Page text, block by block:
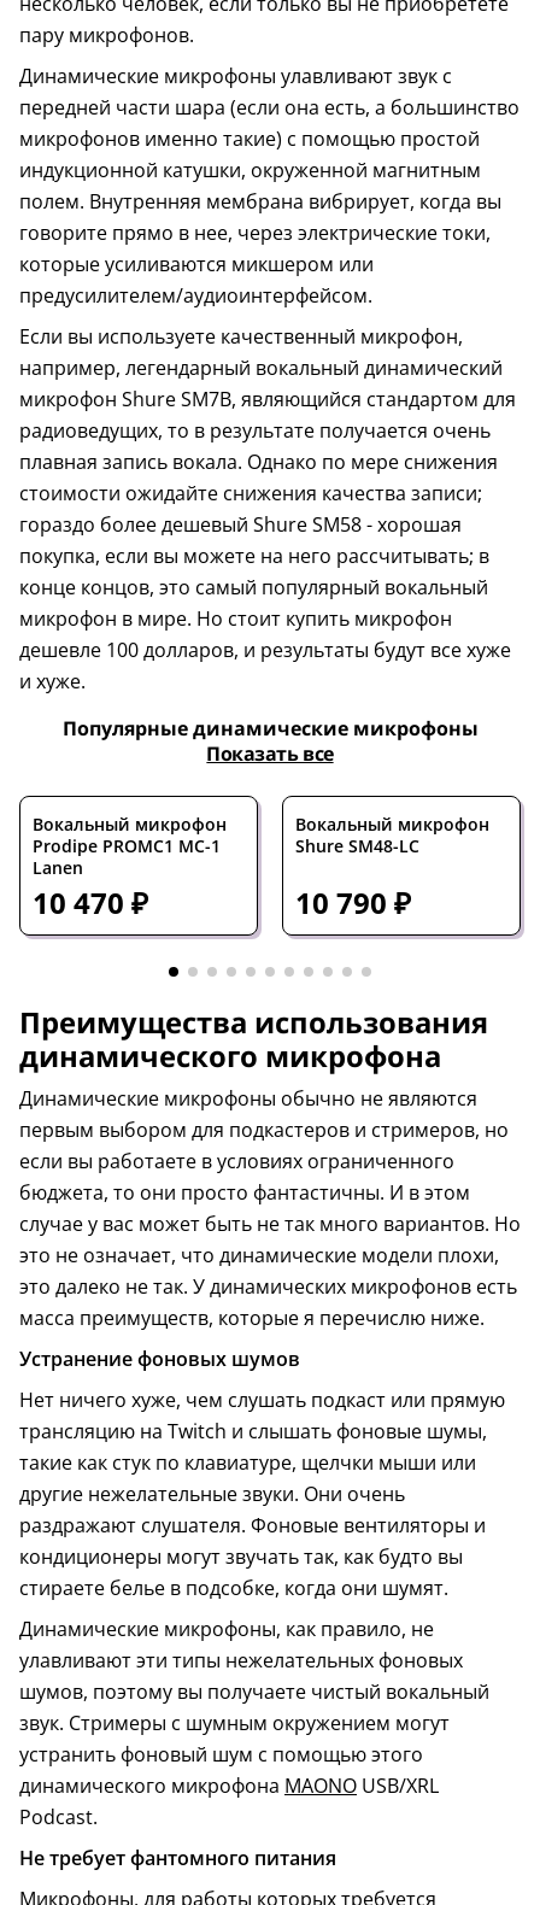
пару микрофонов.
Динамические микрофоны улавливают звук с
передней части шара (если она есть, а большинство
микрофонов именно такие) с помощью простой
индукционной катушки, окруженной магнитным
полем. Внутренняя мембрана вибрирует, когда вы
говорите прямо в нее, через электрические токи,
которые усиливаются микшером или
предусилителем/аудиоинтерфейсом.
Если вы используете качественный микрофон,
например, легендарный вокальный динамический
микрофон Shure SM7B, являющийся стандартом для
радиоведущих, то в результате получается очень
плавная запись вокала. Однако по мере снижения
стоимости ожидайте снижения качества записи;
гораздо более дешевый Shure SM58 - хорошая
покупка, если вы можете на него рассчитывать; в
конце концов, это самый популярный вокальный
микрофон в мире. Но стоит купить микрофон
дешевле 100 долларов, и результаты будут все хуже
и хуже.
Популярные динамические микрофоны
Показать все
Вокальный микрофон
Prodipe PROMC1 MC-1
Lanen
10 470 ₽
Вокальный микрофон
Shure SM48-LC
10 790 ₽
Преимущества использования
динамического микрофона
Динамические микрофоны обычно не являются
первым выбором для подкастеров и стримеров, но
если вы работаете в условиях ограниченного
бюджета, то они просто фантастичны. И в этом
случае у вас может быть не так много вариантов. Но
это не означает, что динамические модели плохи,
это далеко не так. У динамических микрофонов есть
масса преимуществ, которые я перечислю ниже.
Устранение фоновых шумов
Нет ничего хуже, чем слушать подкаст или прямую
трансляцию на Twitch и слышать фоновые шумы,
такие как стук по клавиатуре, щелчки мыши или
другие нежелательные звуки. Они очень
раздражают слушателя. Фоновые вентиляторы и
кондиционеры могут звучать так, как будто вы
стираете белье в подсобке, когда они шумят.
Динамические микрофоны, как правило, не
улавливают эти типы нежелательных фоновых
шумов, поэтому вы получаете чистый вокальный
звук. Стримеры с шумным окружением могут
устранить фоновый шум с помощью этого
динамического микрофона MAONO USB/XRL
Podcast.
Не требует фантомного питания
Микрофоны, для работы которых требуется